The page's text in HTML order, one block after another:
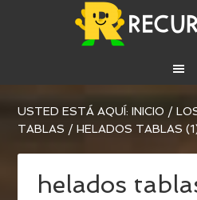
USTED ESTÁ AQUÍ:INICIO /
TABLAS / HELADOS TABLAS
helados